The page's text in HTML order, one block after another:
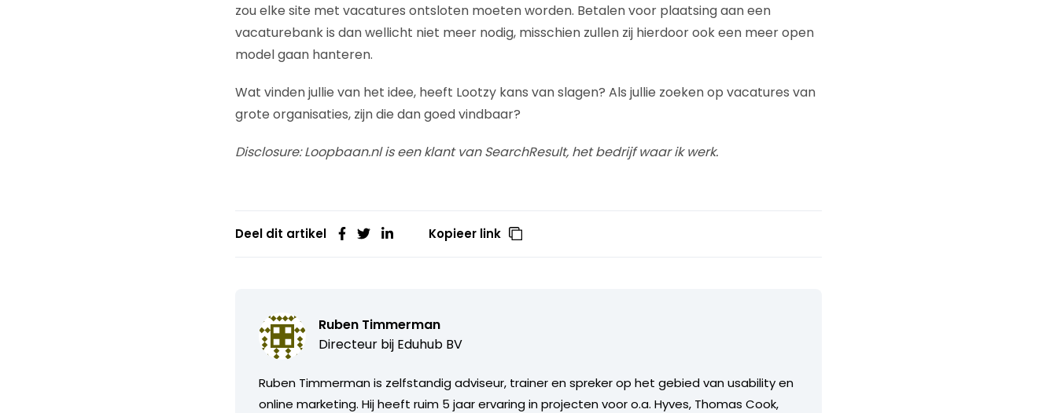
zou elke site met vacatures ontsloten moeten worden. Betalen voor plaatsing aan een
vacaturebank is dan wellicht niet meer nodig, misschien zullen zij hierdoor ook een meer open
model gaan hanteren.
Wat vinden jullie van het idee, heeft Lootzy kans van slagen? Als jullie zoeken op vacatures van
grote organisaties, zijn die dan goed vindbaar?
Disclosure: Loopbaan.nl is een klant van SearchResult, het bedrijf waar ik werk.
Deel dit artikel Kopieer link
Ruben Timmerman
Directeur bij Eduhub BV
Ruben Timmerman is zelfstandig adviseur, trainer en spreker op het gebied van usability en
online marketing. Hij heeft ruim 5 jaar ervaring in projecten voor o.a. Hyves, Thomas Cook,